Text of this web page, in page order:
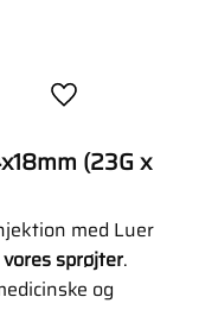
Gem som
(23G x
med Luer
sprøjter.
og